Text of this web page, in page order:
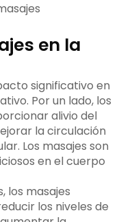
en la
significativo en
Por un lado, los
alivio del
la circulación
Los masajes son
en el cuerpo
los masajes
los niveles de